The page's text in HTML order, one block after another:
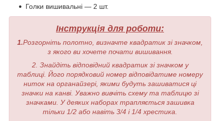
Голки вишивальні — 2 шт.
Інструкція для роботи:
1.Розгорніть полотно, визначте квадратик зі значком,
з якого ви хочете почати вишивання.
2. Знайдіть відповідний квадратик зі значком у
таблиці. Його порядковий номер відповідатиме номеру
ниток на органайзері, якими будуть зашиватися ці
значки на канві. Уважно вивчіть схему та таблицю зі
значками. У деяких наборах трапляється зашивка
тільки 1/2 або навіть 3/4 і 1/4 хрестика.